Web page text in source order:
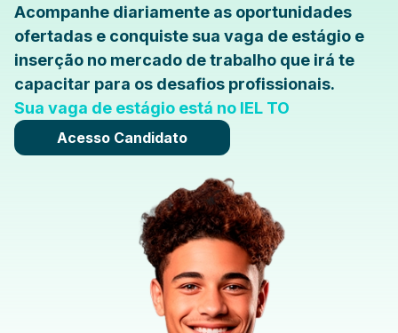
Acompanhe diariamente as oportunidades
ofertadas e conquiste sua vaga de estágio e
inserção no mercado de trabalho que irá te
capacitar para os desafios profissionais.
Sua vaga de estágio está no IEL TO
Acesso Candidato